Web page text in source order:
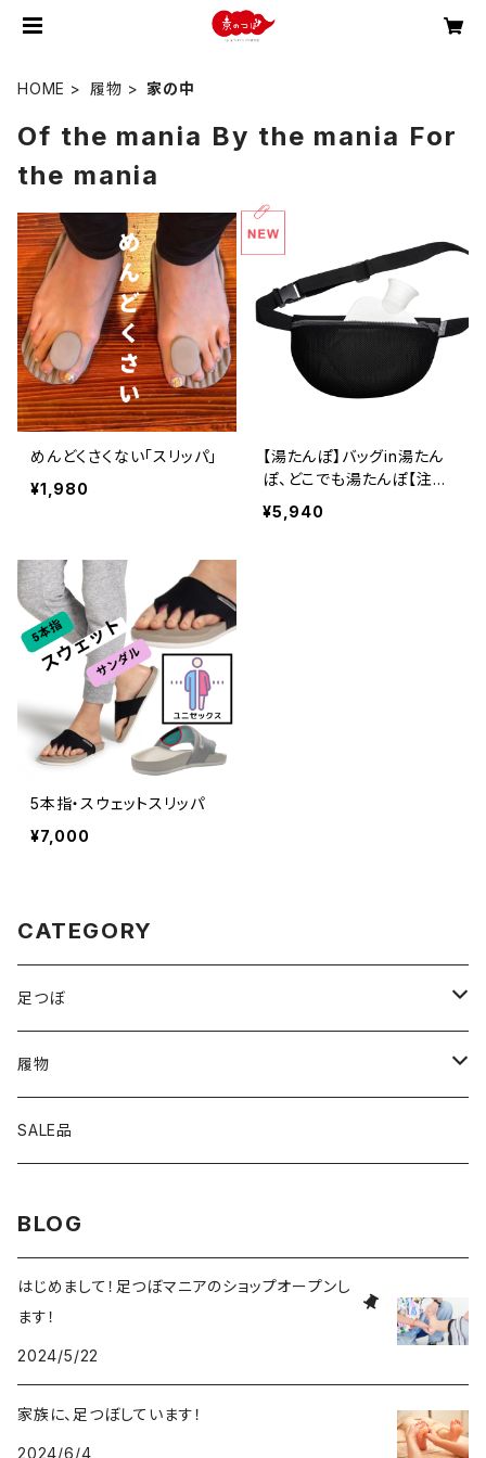
HOME 履物 家の中
Of the mania By the mania For
the mania
めんどくさくない「スリッパ」
¥1,980
【湯たんぽ】バッグin湯たん
ぽ、どこでも湯たんぽ【注水
式】
¥5,940
5本指・スウェットスリッパ
¥7,000
CATEGORY
足つぼ
サブスク
履物
家の中
SALE品
BLOG
はじめまして！足つぼマニアのショップオープンし
ます！
2024/5/22
家族に、足つぼしています！
2024/6/4